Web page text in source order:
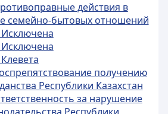
действия в
семейно-бытовых отношений
Исключена
Исключена
получению
Республики Казахстан
за нарушение